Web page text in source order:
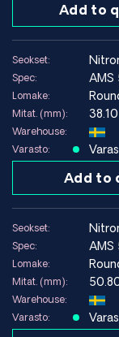
Sovellukset,
Vältettävät
Erittäin
ympäristöt
Sovellukset,
Tekniset tiedot
Myötöraja (0,2
Vetolujuus
Murtovenymä
Add to
Seokset:
Spec: AMS
Lomake:
Mitat. (mm): 38.10
Warehouse:
Varasto:
Add to
Seokset:
Spec: AMS
Lomake:
Mitat. (mm):
Warehouse:
Varasto: